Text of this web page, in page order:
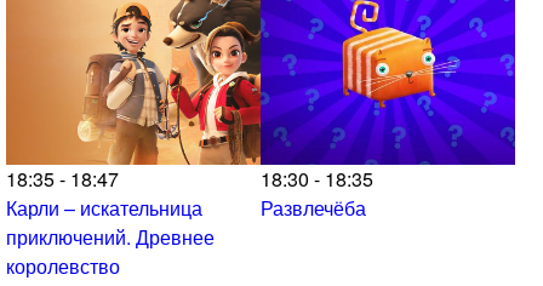
18:35 - 18:47
Карли – искательница
приключений. Древнее
королевство
18:30 - 18:35
Развлечёба